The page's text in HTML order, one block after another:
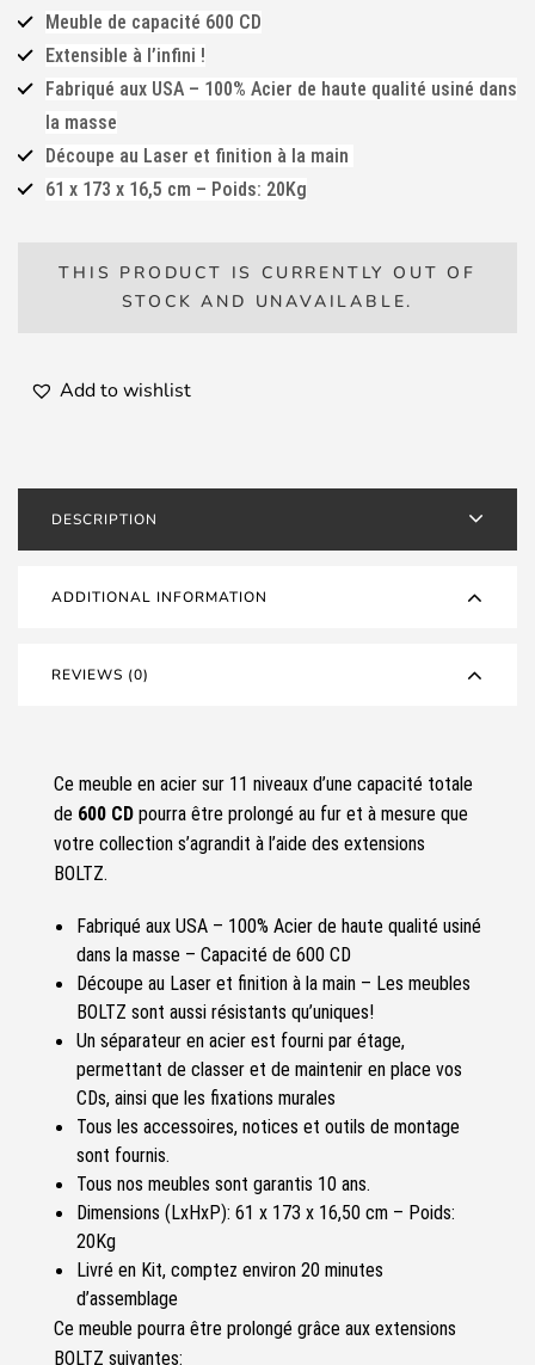
379,00 €
399,00 €
Meuble de capacité 600 CD
Extensible à l’infini !
Fabriqué aux USA – 100% Acier de haute qualité usiné dans
la masse
Découpe au Laser et finition à la main
61 x 173 x 16,5 cm – Poids: 20Kg
THIS PRODUCT IS CURRENTLY OUT OF
STOCK AND UNAVAILABLE.
Add to wishlist
DESCRIPTION
ADDITIONAL INFORMATION
REVIEWS (0)
Ce meuble en acier sur 11 niveaux d’une capacité totale
de 600 CD pourra être prolongé au fur et à mesure que
votre collection s’agrandit à l’aide des extensions
BOLTZ.
Fabriqué aux USA – 100% Acier de haute qualité usiné
dans la masse – Capacité de 600 CD
Découpe au Laser et finition à la main – Les meubles
BOLTZ sont aussi résistants qu’uniques!
Un séparateur en acier est fourni par étage,
permettant de classer et de maintenir en place vos
CDs, ainsi que les fixations murales
Tous les accessoires, notices et outils de montage
sont fournis.
Tous nos meubles sont garantis 10 ans.
Dimensions (LxHxP): 61 x 173 x 16,50 cm – Poids:
20Kg
Livré en Kit, comptez environ 20 minutes
d’assemblage
Ce meuble pourra être prolongé grâce aux extensions
BOLTZ suivantes: